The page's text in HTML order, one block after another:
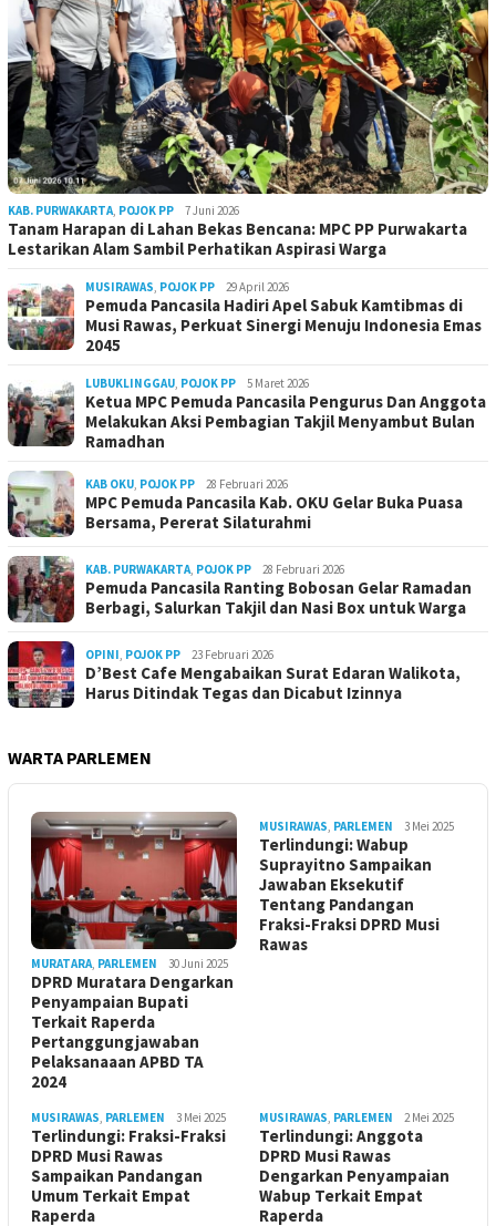
KAB. PURWAKARTA, POJOK PP 7 Juni 2026
Tanam Harapan di Lahan Bekas Bencana: MPC PP Purwakarta
Lestarikan Alam Sambil Perhatikan Aspirasi Warga
MUSIRAWAS, POJOK PP 29 April 2026
Pemuda Pancasila Hadiri Apel Sabuk Kamtibmas di
Musi Rawas, Perkuat Sinergi Menuju Indonesia Emas
2045
LUBUKLINGGAU, POJOK PP 5 Maret 2026
Ketua MPC Pemuda Pancasila Pengurus Dan Anggota
Melakukan Aksi Pembagian Takjil Menyambut Bulan
Ramadhan
KAB OKU, POJOK PP 28 Februari 2026
MPC Pemuda Pancasila Kab. OKU Gelar Buka Puasa
Bersama, Pererat Silaturahmi
KAB. PURWAKARTA, POJOK PP 28 Februari 2026
Pemuda Pancasila Ranting Bobosan Gelar Ramadan
Berbagi, Salurkan Takjil dan Nasi Box untuk Warga
OPINI, POJOK PP 23 Februari 2026
D’Best Cafe Mengabaikan Surat Edaran Walikota,
Harus Ditindak Tegas dan Dicabut Izinnya
WARTA PARLEMEN
MURATARA, PARLEMEN 30 Juni 2025
DPRD Muratara Dengarkan
Penyampaian Bupati
Terkait Raperda
Pertanggungjawaban
Pelaksanaaan APBD TA
2024
MUSIRAWAS, PARLEMEN 3 Mei 2025
Terlindungi: Wabup
Suprayitno Sampaikan
Jawaban Eksekutif
Tentang Pandangan
Fraksi-Fraksi DPRD Musi
Rawas
MUSIRAWAS, PARLEMEN 3 Mei 2025
Terlindungi: Fraksi-Fraksi
DPRD Musi Rawas
Sampaikan Pandangan
Umum Terkait Empat
Raperda
MUSIRAWAS, PARLEMEN 2 Mei 2025
Terlindungi: Anggota
DPRD Musi Rawas
Dengarkan Penyampaian
Wabup Terkait Empat
Raperda